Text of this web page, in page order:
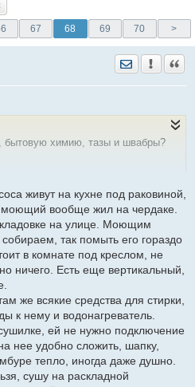
67 68 69 70 >
Отправить
бытовую химию, тазы и швабры?
живут на кухне под раковиной,
вообще жил на чердаке.
на улице. Моющим
так помыть его гораздо
в комнате под креслом, не
ничего. Есть еще вертикальный,
же всякие средства для стирки,
к нему и водонагреватель.
ей не нужно подключение
нее удобно сложить, шапку,
тепло, иногда даже душно.
сушу на раскладной